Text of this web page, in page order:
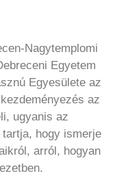
Nagytemplomi
Egyetem
Egyesülete az
az
ugyanis az
hogy ismerje
arról, hogyan